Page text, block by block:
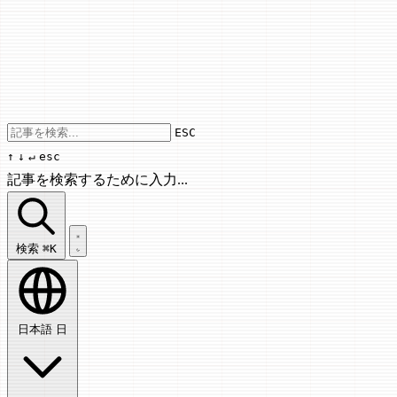
Use arrow keys to navigate results,
ESC
↑ ↓ ↵ esc
記事を検索するために入力...
記事を検索...
検索 ⌘K
日本語 日